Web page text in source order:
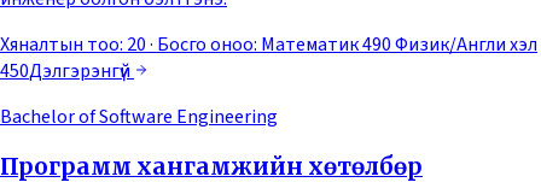
Хяналтын тоо: 20· Босго оноо: Математик 490 Физик/Англи хэл
450Дэлгэрэнгүй
Bachelor of Software Engineering
Программ хангамжийн хөтөлбөр